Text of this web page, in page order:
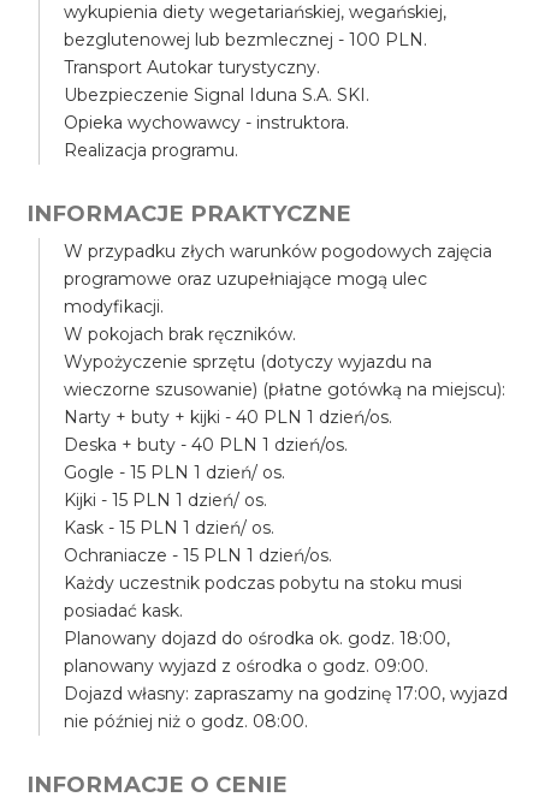
wykupienia diety wegetariańskiej, wegańskiej,
bezglutenowej lub bezmlecznej - 100 PLN.
Transport Autokar turystyczny.
Ubezpieczenie Signal Iduna S.A. SKI.
Opieka wychowawcy - instruktora.
Realizacja programu.
INFORMACJE PRAKTYCZNE
W przypadku złych warunków pogodowych zajęcia
programowe oraz uzupełniające mogą ulec
modyfikacji.
W pokojach brak ręczników.
Wypożyczenie sprzętu (dotyczy wyjazdu na
wieczorne szusowanie) (płatne gotówką na miejscu):
Narty + buty + kijki - 40 PLN 1 dzień/os.
Deska + buty - 40 PLN 1 dzień/os.
Gogle - 15 PLN 1 dzień/ os.
Kijki - 15 PLN 1 dzień/ os.
Kask - 15 PLN 1 dzień/ os.
Ochraniacze - 15 PLN 1 dzień/os.
Każdy uczestnik podczas pobytu na stoku musi
posiadać kask.
Planowany dojazd do ośrodka ok. godz. 18:00,
planowany wyjazd z ośrodka o godz. 09:00.
Dojazd własny: zapraszamy na godzinę 17:00, wyjazd
nie później niż o godz. 08:00.
INFORMACJE O CENIE